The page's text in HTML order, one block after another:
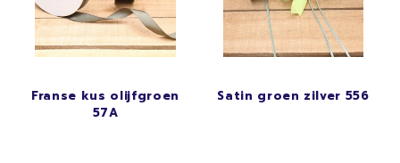
Franse kus olijfgroen
57A
Satin groen zilver 556